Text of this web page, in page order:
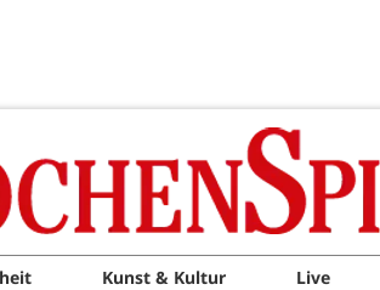
Kunst & Kultur Live